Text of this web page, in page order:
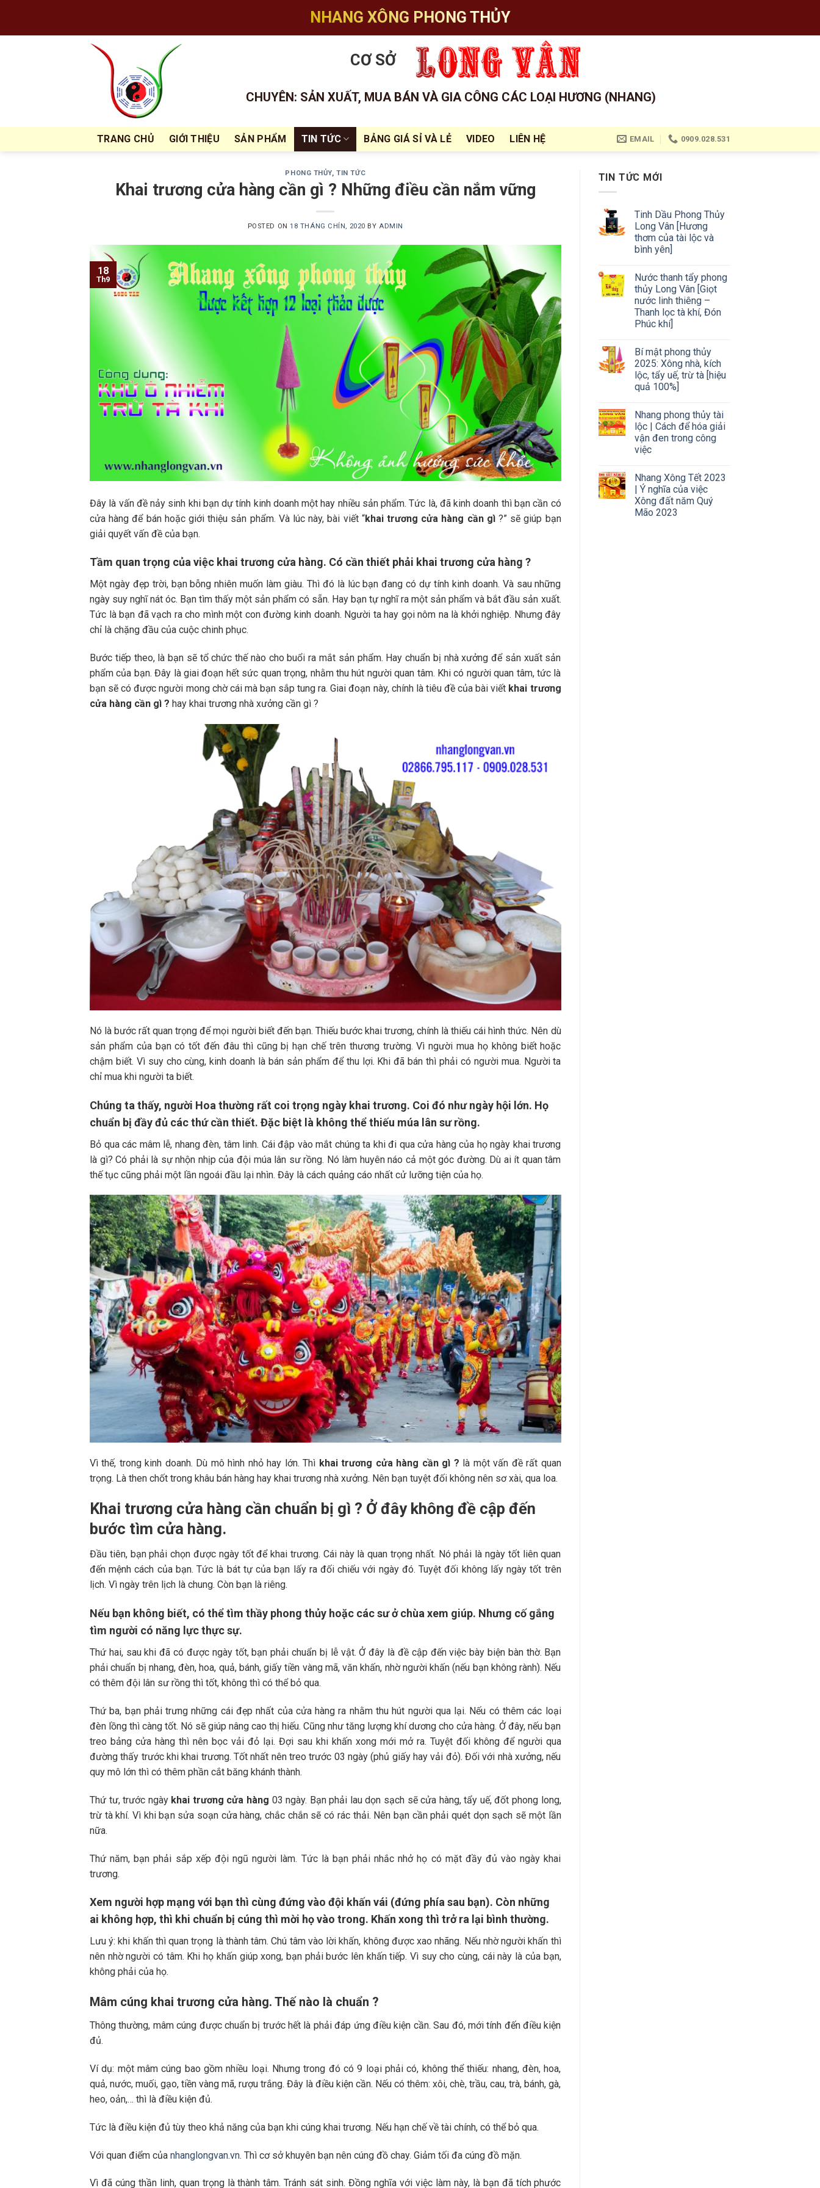
content
NHANG XÔNG PHONG THỦY
CƠ SỞ
CHUYÊN: SẢN XUẤT, MUA BÁN VÀ GIA CÔNG CÁC LOẠI HƯƠNG (NHANG)
TRANG CHỦ GIỚI THIỆU SẢN PHẨM TIN TỨC BẢNG GIÁ SỈ VÀ LẺ VIDEO LIÊN HỆ EMAIL 0909.028.531
PHONG THỦY,TIN TỨC
Khai trương cửa hàng cần gì ? Những điều cần nắm vững
POSTED ON18 THÁNG CHÍN, 2020 BYADMIN
18
Th9
Đây là vấn đề nảy sinh khi bạn dự tính kinh doanh một hay nhiều sản phẩm. Tức là, đã kinh doanh thì bạn cần có
cửa hàng để bán hoặc giới thiệu sản phẩm. Và lúc này, bài viết “khai trương cửa hàng cần gì?” sẽ giúp bạn
giải quyết vấn đề của bạn.
Tầm quan trọng của việc khai trương cửa hàng. Có cần thiết phải khai trương cửa hàng ?
Một ngày đẹp trời, bạn bỗng nhiên muốn làm giàu. Thì đó là lúc bạn đang có dự tính kinh doanh. Và sau những
ngày suy nghĩ nát óc. Bạn tìm thấy một sản phẩm có sẵn. Hay bạn tự nghĩ ra một sản phẩm và bắt đầu sản xuất.
Tức là bạn đã vạch ra cho mình một con đường kinh doanh. Người ta hay gọi nôm na là khởi nghiệp. Nhưng đây
chỉ là chặng đầu của cuộc chinh phục.
Bước tiếp theo, là bạn sẽ tổ chức thế nào cho buổi ra mắt sản phẩm. Hay chuẩn bị nhà xưởng để sản xuất sản
phẩm của bạn. Đây là giai đoạn hết sức quan trọng, nhằm thu hút người quan tâm. Khi có người quan tâm, tức là
bạn sẽ có được người mong chờ cái mà bạn sắp tung ra. Giai đoạn này, chính là tiêu đề của bài viết khai trương
cửa hàng cần gì ? hay khai trương nhà xưởng cần gì ?
Nó là bước rất quan trọng để mọi người biết đến bạn. Thiếu bước khai trương, chính là thiếu cái hình thức. Nên dù
sản phẩm của bạn có tốt đến đâu thì cũng bị hạn chế trên thương trường. Vì người mua họ không biết hoặc
chậm biết. Vì suy cho cùng, kinh doanh là bán sản phẩm để thu lợi. Khi đã bán thì phải có người mua. Người ta
chỉ mua khi người ta biết.
Chúng ta thấy, người Hoa thường rất coi trọng ngày khai trương. Coi đó như ngày hội lớn. Họ
chuẩn bị đầy đủ các thứ cần thiết. Đặc biệt là không thể thiếu múa lân sư rồng.
Bỏ qua các mâm lễ, nhang đèn, tâm linh. Cái đập vào mắt chúng ta khi đi qua cửa hàng của họ ngày khai trương
là gì? Có phải là sự nhộn nhịp của đội múa lân sư rồng. Nó làm huyên náo cả một góc đường. Dù ai ít quan tâm
thế tục cũng phải một lần ngoái đầu lại nhìn. Đây là cách quảng cáo nhất cử lưỡng tiện của họ.
Vì thế, trong kinh doanh. Dù mô hình nhỏ hay lớn. Thì khai trương cửa hàng cần gì ? là một vấn đề rất quan
trọng. Là then chốt trong khâu bán hàng hay khai trương nhà xưởng. Nên bạn tuyệt đối không nên sơ xài, qua loa.
Khai trương cửa hàng cần chuẩn bị gì ? Ở đây không đề cập đến
bước tìm cửa hàng.
Đầu tiên, bạn phải chọn được ngày tốt để khai trương. Cái này là quan trọng nhất. Nó phải là ngày tốt liên quan
đến mệnh cách của bạn. Tức là bát tự của bạn lấy ra đối chiếu với ngày đó. Tuyệt đối không lấy ngày tốt trên
lịch. Vì ngày trên lịch là chung. Còn bạn là riêng.
Nếu bạn không biết, có thể tìm thầy phong thủy hoặc các sư ở chùa xem giúp. Nhưng cố gắng
tìm người có năng lực thực sự.
Thứ hai, sau khi đã có được ngày tốt, bạn phải chuẩn bị lễ vật. Ở đây là đề cập đến việc bày biện bàn thờ. Bạn
phải chuẩn bị nhang, đèn, hoa, quả, bánh, giấy tiền vàng mã, văn khấn, nhờ người khấn (nếu bạn không rành). Nếu
có thêm đội lân sư rồng thì tốt, không thì có thể bỏ qua.
Thứ ba, bạn phải trưng những cái đẹp nhất của cửa hàng ra nhằm thu hút người qua lại. Nếu có thêm các loại
đèn lồng thì càng tốt. Nó sẽ giúp nâng cao thị hiếu. Cũng như tăng lượng khí dương cho cửa hàng. Ở đây, nếu bạn
treo bảng cửa hàng thì nên bọc vải đỏ lại. Đợi sau khi khấn xong mới mở ra. Tuyệt đối không để người qua
đường thấy trước khi khai trương. Tốt nhất nên treo trước 03 ngày (phủ giấy hay vải đỏ). Đối với nhà xưởng, nếu
quy mô lớn thì có thêm phần cắt băng khánh thành.
Thứ tư, trước ngày khai trương cửa hàng 03 ngày. Bạn phải lau dọn sạch sẽ cửa hàng, tẩy uế, đốt phong long,
trừ tà khí. Vì khi bạn sửa soạn cửa hàng, chắc chắn sẽ có rác thải. Nên bạn cần phải quét dọn sạch sẽ một lần
nữa.
Thứ năm, bạn phải sắp xếp đội ngũ người làm. Tức là bạn phải nhắc nhở họ có mặt đầy đủ vào ngày khai
trương.
Xem người hợp mạng với bạn thì cùng đứng vào đội khấn vái (đứng phía sau bạn). Còn những
ai không hợp, thì khi chuẩn bị cúng thì mời họ vào trong. Khấn xong thì trở ra lại bình thường.
Lưu ý: khi khấn thì quan trọng là thành tâm. Chú tâm vào lời khấn, không được xao nhãng. Nếu nhờ người khấn thì
nên nhờ người có tâm. Khi họ khấn giúp xong, bạn phải bước lên khấn tiếp. Vì suy cho cùng, cái này là của bạn,
không phải của họ.
Mâm cúng khai trương cửa hàng. Thế nào là chuẩn ?
Thông thường, mâm cúng được chuẩn bị trước hết là phải đáp ứng điều kiện cần. Sau đó, mới tính đến điều kiện
đủ.
Ví dụ: một mâm cúng bao gồm nhiều loại. Nhưng trong đó có 9 loại phải có, không thể thiếu: nhang, đèn, hoa,
quả, nước, muối, gạo, tiền vàng mã, rượu trắng. Đây là điều kiện cần. Nếu có thêm: xôi, chè, trầu, cau, trà, bánh, gà,
heo, oản,… thì là điều kiện đủ.
Tức là điều kiện đủ tùy theo khả năng của bạn khi cúng khai trương. Nếu hạn chế về tài chính, có thể bỏ qua.
Với quan điểm của nhanglongvan.vn. Thì cơ sở khuyên bạn nên cúng đồ chay. Giảm tối đa cúng đồ mặn.
Vì đã cúng thần linh, quan trọng là thành tâm. Tránh sát sinh. Đồng nghĩa với việc làm này, là bạn đã tích phước
TIN TỨC MỚI
Tinh Dầu Phong Thủy
Long Vân [Hương
thơm của tài lộc và
bình yên]
Nước thanh tẩy phong
thủy Long Vân [Giọt
nước linh thiêng –
Thanh lọc tà khí, Đón
Phúc khí]
Bí mật phong thủy
2025: Xông nhà, kích
lộc, tẩy uế, trừ tà [hiệu
quả 100%]
Nhang phong thủy tài
lộc | Cách để hóa giải
vận đen trong công
việc
Nhang Xông Tết 2023
| Ý nghĩa của việc
Xông đất năm Quý
Mão 2023